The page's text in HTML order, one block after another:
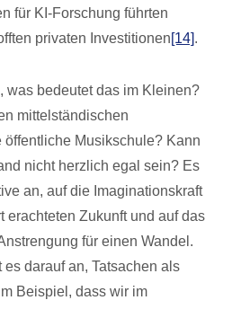
für KI-Forschung führten
privaten Investitionen[14].
was bedeutet das im Kleinen?
mittelständischen
öffentliche Musikschule? Kann
nicht herzlich egal sein? Es
an, auf die Imaginationskraft
erachteten Zukunft und auf das
für einen Wandel.
es darauf an, Tatsachen als
Beispiel, dass wir im